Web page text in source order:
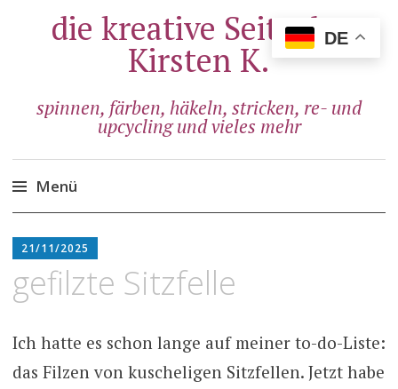
die kreative Seite der
Kirsten K.
spinnen, färben, häkeln, stricken, re- und
upcycling und vieles mehr
Menü
Inhalt
springen
21/11/2025
gefilzte Sitzfelle
Ich hatte es schon lange auf meiner to-do-Liste:
das Filzen von kuscheligen Sitzfellen. Jetzt habe
DE